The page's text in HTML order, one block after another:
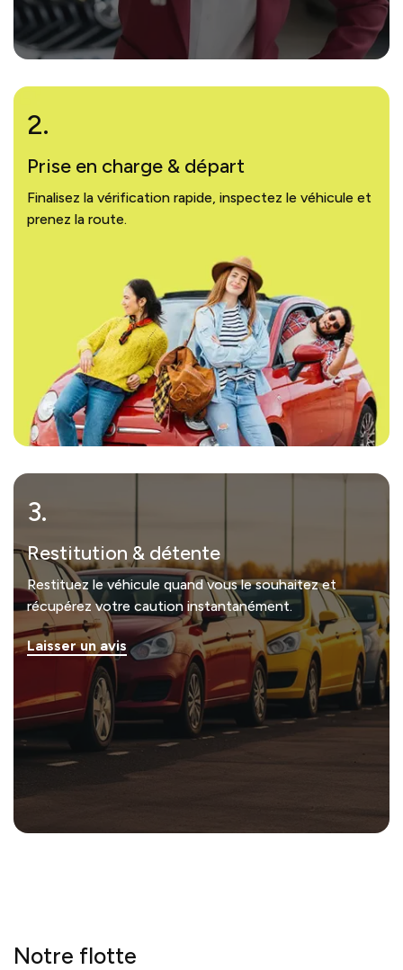
2.
Prise en charge & départ
Finalisez la vérification rapide, inspectez le véhicule et
prenez la route.
3.
Restitution & détente
Restituez le véhicule quand vous le souhaitez et
récupérez votre caution instantanément.
Laisser un avis
Notre flotte